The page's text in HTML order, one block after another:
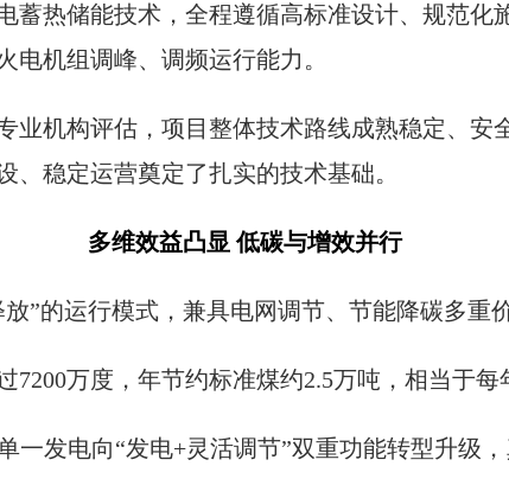
蓄热储能技术，全程遵循高标准设计、规范化
电机组调峰、调频运行能力。
业机构评估，项目整体技术路线成熟稳定、安
稳定运营奠定了扎实的技术基础。
多维效益凸显 低碳与增效并行
”的运行模式，兼具电网调节、节能降碳多重
万度，年节约标准煤约2.5万吨，相当于每
一发电向“发电+灵活调节”双重功能转型升级